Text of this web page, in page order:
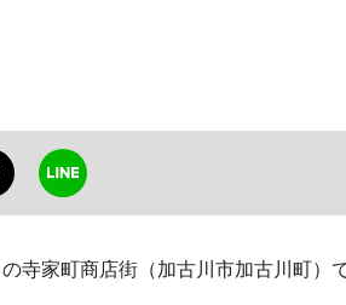
家町商店街（加古川市加古川町）で